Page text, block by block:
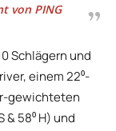
von PING
Schlägern und
einem 22⁰-
gewichteten
58⁰ H) und